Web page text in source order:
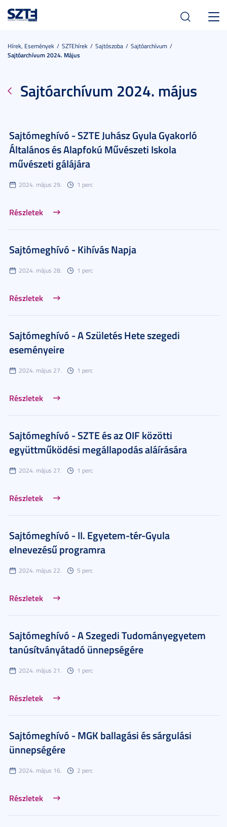
Hírek, Események SZTEhírek Sajtószoba
Sajtóarchívum
Sajtóarchívum 2024. Május
Sajtóarchívum 2024. május
Sajtómeghívó - SZTE Juhász Gyula Gyakorló
Általános és Alapfokú Művészeti Iskola
művészeti gálájára
2024. május 29. 1 perc
Részletek
Sajtómeghívó - Kihívás Napja
2024. május 28. 1 perc
Részletek
Sajtómeghívó - A Születés Hete szegedi
eseményeire
2024. május 27. 1 perc
Részletek
Sajtómeghívó - SZTE és az OIF közötti
együttműködési megállapodás aláírására
2024. május 27. 1 perc
Részletek
Sajtómeghívó - II. Egyetem-tér-Gyula
elnevezésű programra
2024. május 22. 5 perc
Részletek
Sajtómeghívó - A Szegedi Tudományegyetem
tanúsítványátadó ünnepségére
2024. május 21. 1 perc
Részletek
Sajtómeghívó - MGK ballagási és sárgulási
ünnepségére
2024. május 16. 2 perc
Részletek